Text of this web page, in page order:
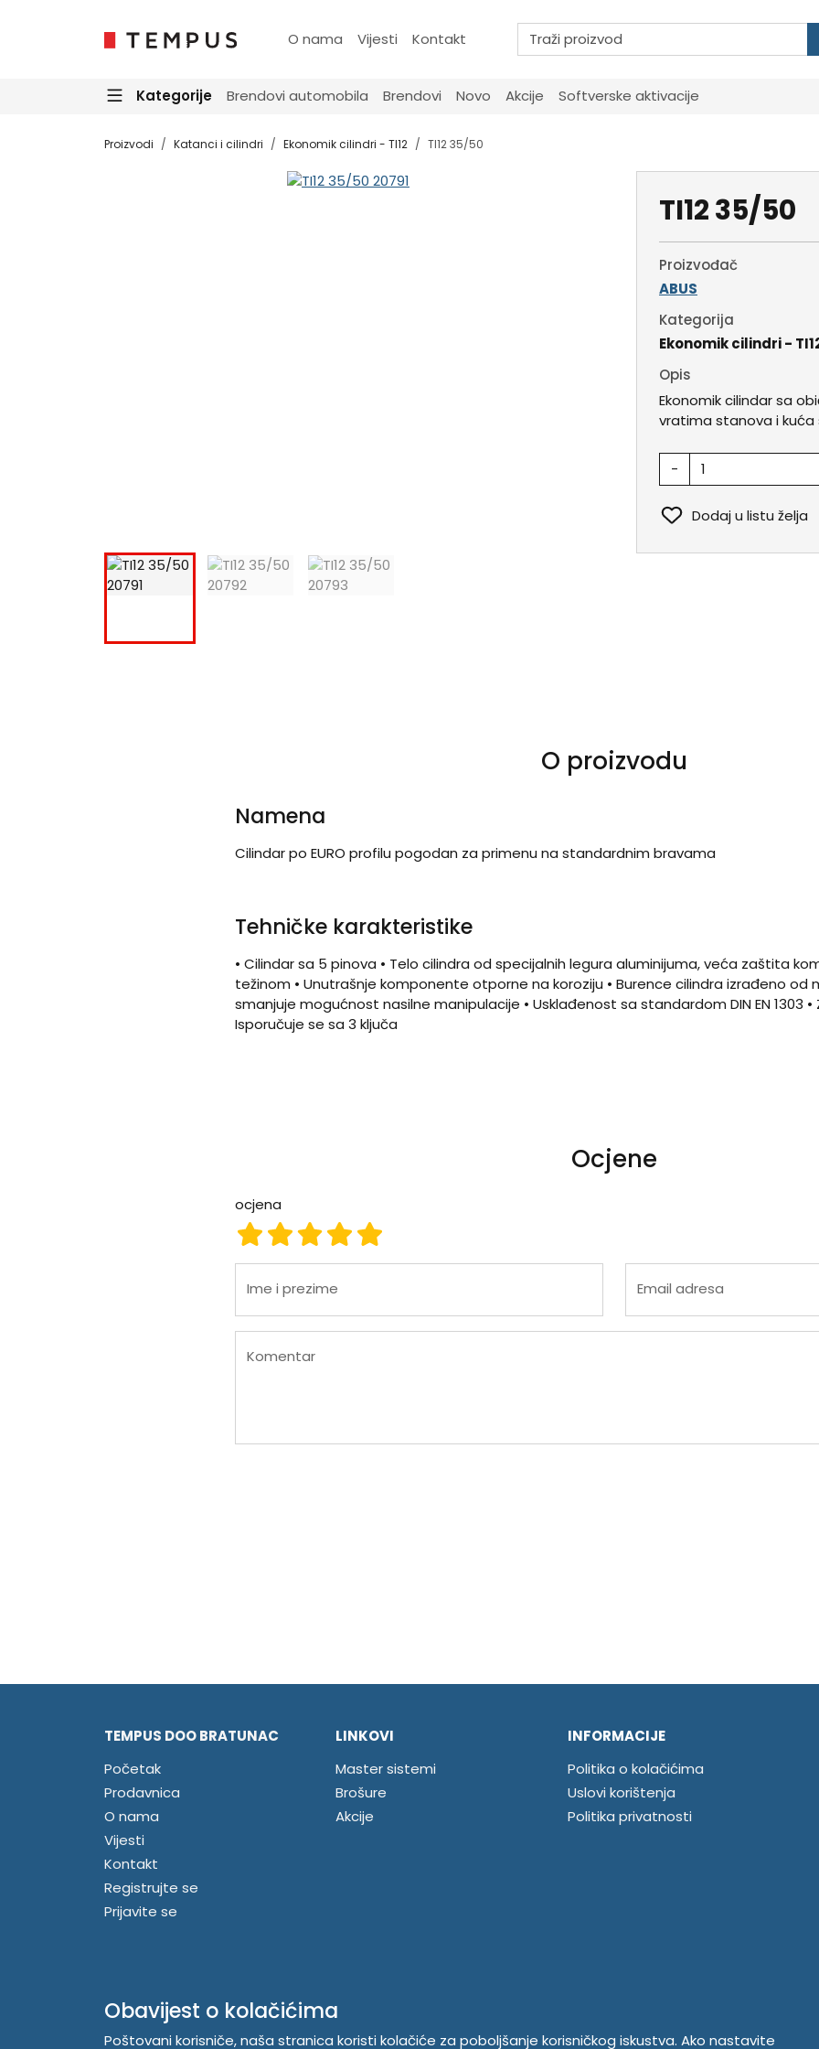
O nama Vijesti Kontakt
Kategorije Brendovi automobila Brendovi Novo Akcije Softverske aktivacije
Proizvodi Katanci i cilindri Ekonomik cilindri - TI12 TI12 35/50
TI12 35/50
Proizvođač
ABUS
Kategorija
Ekonomik cilindri -
Opis
Ekonomik cilindar sa
vratima stanova i kuća
-
Dodaj u listu želja
O proizvodu
Namena
Cilindar po EURO profilu pogodan za primenu na standardnim bravama
Tehničke karakteristike
• Cilindar sa 5 pinova • Telo cilindra od specijalnih legura aluminijuma, veća zaštita
težinom • Unutrašnje komponente otporne na koroziju • Burence cilindra izrađeno od
smanjuje mogućnost nasilne manipulacije • Usklađenost sa standardom DIN EN 1303 •
Isporučuje se sa 3 ključa
Ocjene
ocjena
ocjena 5
ocjena 4
ocjena 3
ocjena 2
ocjena 1
Ime i prezime Email adresa
Komentar
TEMPUS DOO BRATUNAC
Početak
Prodavnica
O nama
Vijesti
Kontakt
Registrujte se
Prijavite se
LINKOVI
Master sistemi
Brošure
Akcije
INFORMACIJE
Politika o kolačićima
Uslovi korištenja
Politika privatnosti
Obavijest o kolačićima
Poštovani korisniče, naša stranica koristi kolačiće za poboljšanje korisničkog iskustva. Ako nastavite